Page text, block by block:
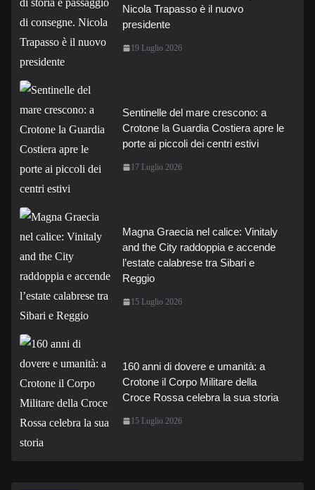
Nicola Trapasso è il nuovo
presidente
19 Luglio 2026
Sentinelle del mare crescono: a
Crotone la Guardia Costiera apre le
porte ai piccoli dei centri estivi
17 Luglio 2026
Magna Graecia nel calice: Vinitaly
and the City raddoppia e accende
l’estate calabrese tra Sibari e
Reggio
15 Luglio 2026
160 anni di dovere e umanità: a
Crotone il Corpo Militare della
Croce Rossa celebra la sua storia
15 Luglio 2026